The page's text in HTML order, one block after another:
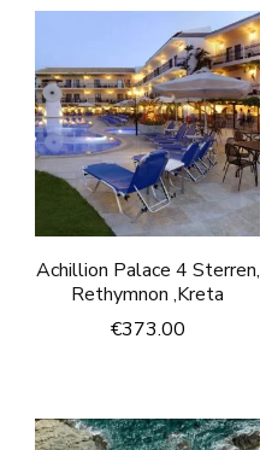
Achillion Palace 4 Sterren,
Rethymnon ,Kreta
€373.00